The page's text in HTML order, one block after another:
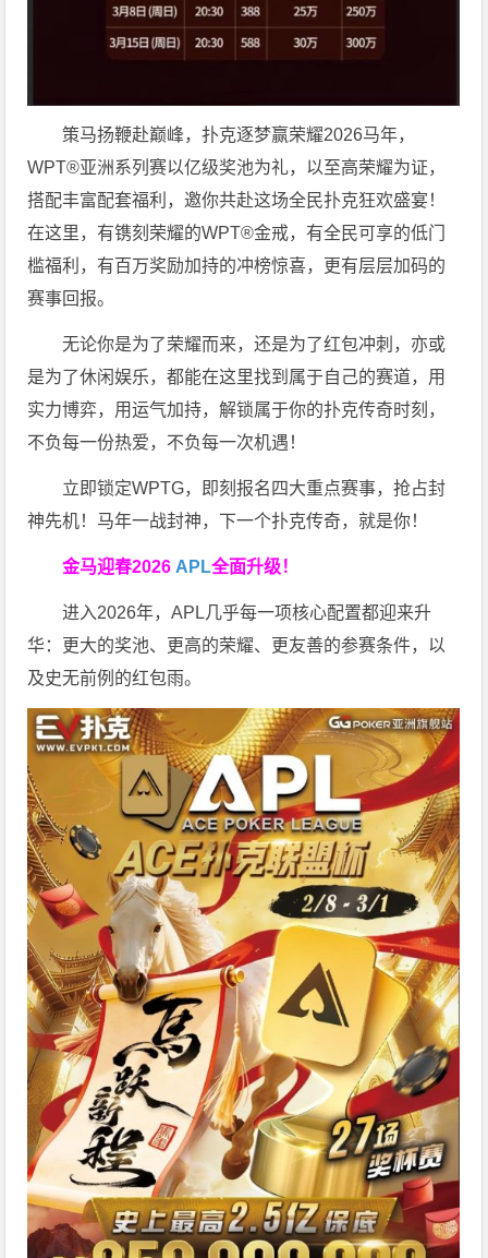
策马扬鞭赴巅峰，扑克逐梦赢荣耀2026马年，
WPT®亚洲系列赛以亿级奖池为礼，以至高荣耀为证，
搭配丰富配套福利，邀你共赴这场全民扑克狂欢盛宴！
在这里，有镌刻荣耀的WPT®金戒，有全民可享的低门
槛福利，有百万奖励加持的冲榜惊喜，更有层层加码的
赛事回报。
无论你是为了荣耀而来，还是为了红包冲刺，亦或
是为了休闲娱乐，都能在这里找到属于自己的赛道，用
实力博弈，用运气加持，解锁属于你的扑克传奇时刻，
不负每一份热爱，不负每一次机遇！
立即锁定WPTG，即刻报名四大重点赛事，抢占封
神先机！马年一战封神，下一个扑克传奇，就是你！
金马迎春2026 APL全面升级！
进入2026年，APL几乎每一项核心配置都迎来升
华：更大的奖池、更高的荣耀、更友善的参赛条件，以
及史无前例的红包雨。